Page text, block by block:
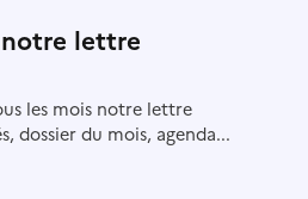
lettre
les mois notre lettre
dossier du mois, agenda...